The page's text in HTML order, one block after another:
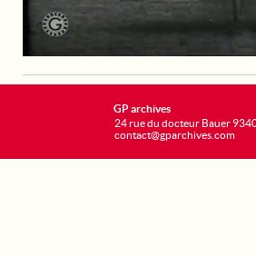
GP archives
24 rue du docteur Bauer
contact@gparchives.com